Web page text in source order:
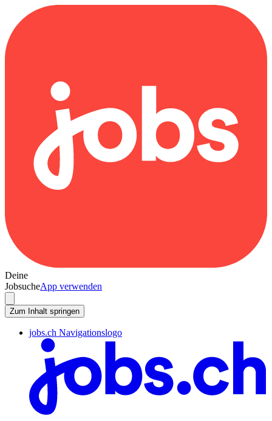
Deine
JobsucheApp verwenden
Zum Inhalt springen
jobs.ch Navigationslogo